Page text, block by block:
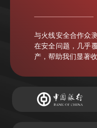
与火线安全合作众
在安全问题，几乎
产，帮助我们显著